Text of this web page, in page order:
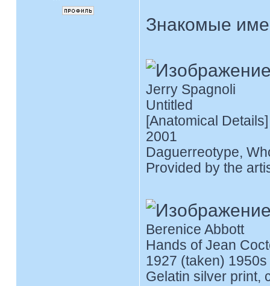
Знакомые
Jerry Spagnoli
Untitled
[Anatomical Details]
2001
Daguerreotype,
Provided by the
Berenice Abbott
Hands of Jean
1927 (taken)
Gelatin silver print,